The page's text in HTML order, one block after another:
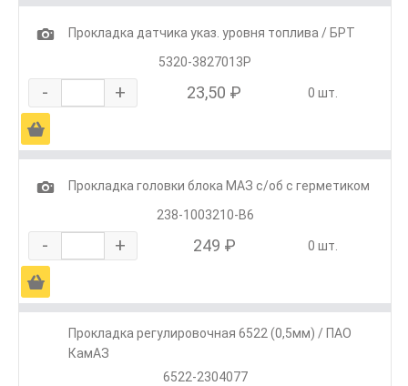
1
Прокладка датчика указ. уровня топлива / БРТ
5320-3827013Р
- + 23,50 ₽ 0 шт.
Ä
1
Прокладка головки блока МАЗ с/об с герметиком
238-1003210-В6
- + 249 ₽ 0 шт.
Ä
Прокладка регулировочная 6522 (0,5мм) / ПАО
КамАЗ
6522-2304077